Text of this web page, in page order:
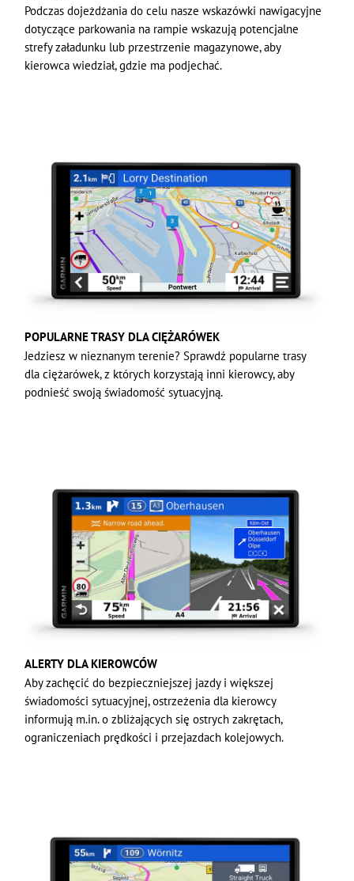
Podczas dojeżdżania do celu nasze wskazówki nawigacyjne
dotyczące parkowania na rampie wskazują potencjalne
strefy załadunku lub przestrzenie magazynowe, aby
kierowca wiedział, gdzie ma podjechać.
POPULARNE TRASY DLA CIĘŻARÓWEK
Jedziesz w nieznanym terenie? Sprawdź popularne trasy
dla ciężarówek, z których korzystają inni kierowcy, aby
podnieść swoją świadomość sytuacyjną.
ALERTY DLA KIEROWCÓW
Aby zachęcić do bezpieczniejszej jazdy i większej
świadomości sytuacyjnej, ostrzeżenia dla kierowcy
informują m.in. o zbliżających się ostrych zakrętach,
ograniczeniach prędkości i przejazdach kolejowych.